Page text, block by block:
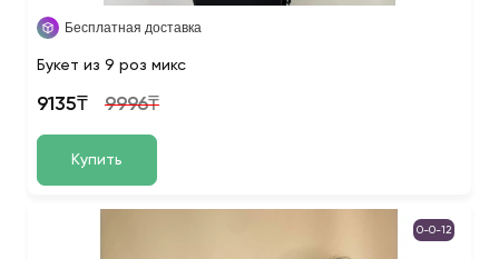
Бесплатная доставка
Букет из 9 роз микс
9135₸ 9996₸
Купить
0-0-12